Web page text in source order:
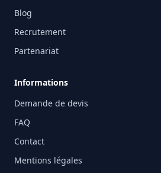
Blog
Recrutement
Partenariat
Informations
Demande de devis
FAQ
Contact
Mentions légales